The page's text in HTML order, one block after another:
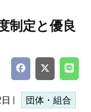
制定と優良
| 団体・組合